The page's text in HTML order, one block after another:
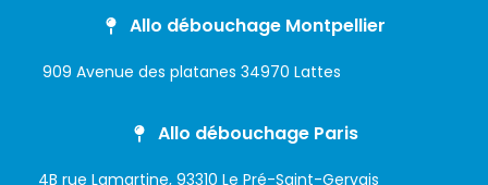
Allo débouchage Montpellier
909 Avenue des platanes 34970 Lattes
Allo débouchage Paris
4B rue Lamartine, 93310 Le Pré-Saint-Gervais